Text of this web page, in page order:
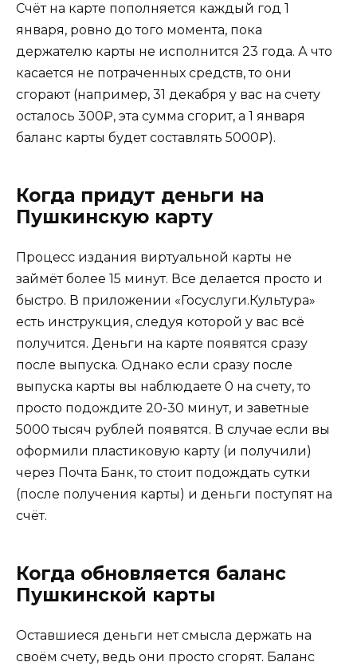
Счёт на карте пополняется каждый год 1
января, ровно до того момента, пока
держателю карты не исполнится 23 года. А что
касается не потраченных средств, то они
сгорают (например, 31 декабря у вас на счету
осталось 300₽, эта сумма сгорит, а 1 января
баланс карты будет составлять 5000₽).
Когда придут деньги на
Пушкинскую карту
Процесс издания виртуальной карты не
займёт более 15 минут. Все делается просто и
быстро. В приложении «Госуслуги.Культура»
есть инструкция, следуя которой у вас всё
получится. Деньги на карте появятся сразу
после выпуска. Однако если сразу после
выпуска карты вы наблюдаете 0 на счету, то
просто подождите 20-30 минут, и заветные
5000 тысяч рублей появятся. В случае если вы
оформили пластиковую карту (и получили)
через Почта Банк, то стоит подождать сутки
(после получения карты) и деньги поступят на
счёт.
Когда обновляется баланс
Пушкинской карты
Оставшиеся деньги нет смысла держать на
своём счету, ведь они просто сгорят. Баланс